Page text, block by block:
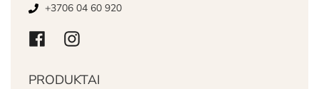
+3706 04 60 920
PRODUKTAI